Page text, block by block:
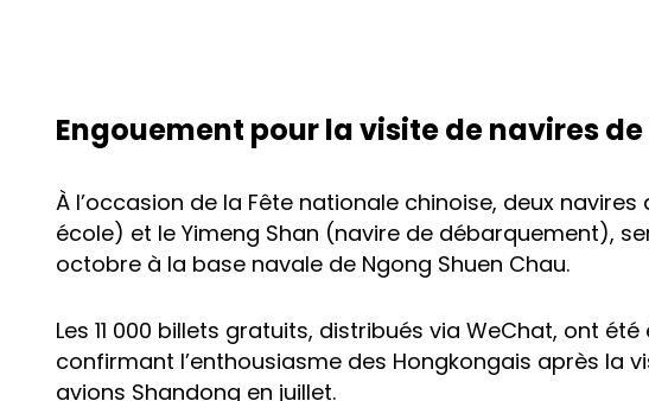
Engouement pour la visite de navires
À l’occasion de la Fête nationale chinoise, deux
école) et le Yimeng Shan (navire de débarquement),
octobre à la base navale de Ngong Shuen Chau.
Les 11 000 billets gratuits, distribués via WeChat, ont
confirmant l’enthousiasme des Hongkongais après la
avions Shandong en juillet.